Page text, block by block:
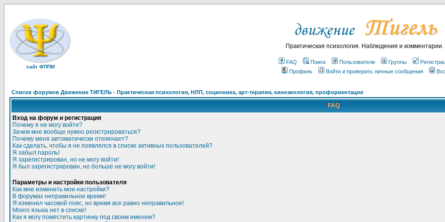
сайт ФППМ
Практическая психология. Наблюдения и комментарии.
FAQ Поиск Пользователи Группы
Профиль
Войти и проверить личные сообщения
Список форумов Движение ТИГЕЛЬ - Практическая психология, НЛП, соционика, арт-терапия, кинезиология, профориентация
FAQ
Вход на форум и регистрация
Почему я не могу войти?
Зачем мне вообще нужно регистрироваться?
Почему меня автоматически отключает?
Как сделать, чтобы я не появлялся в списке активных пользователей?
Я забыл пароль!
Я зарегистрирован, но не могу войти!
Я был зарегистрирован, но больше не могу войти!
Параметры и настройки пользователя
Как мне изменить мои настройки?
В форумах неправильное время!
Я изменил часовой пояс, но время все равно неправильное!
Моего языка нет в списке!
Как я могу поместить картинку под своим именем?